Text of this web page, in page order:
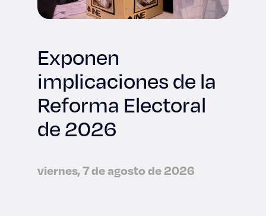
Exponen
implicaciones de la
Reforma Electoral
de 2026
viernes, 7 de agosto de 2026